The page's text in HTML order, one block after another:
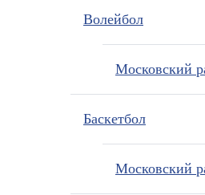
Волейбол
Московский
Баскетбол
Московский